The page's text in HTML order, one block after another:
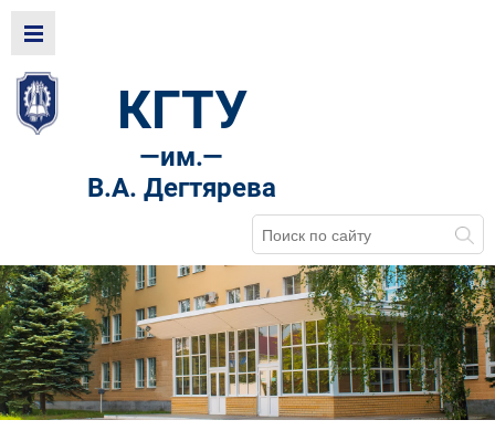
КГТУ
—им.—
В.А. Дегтярева